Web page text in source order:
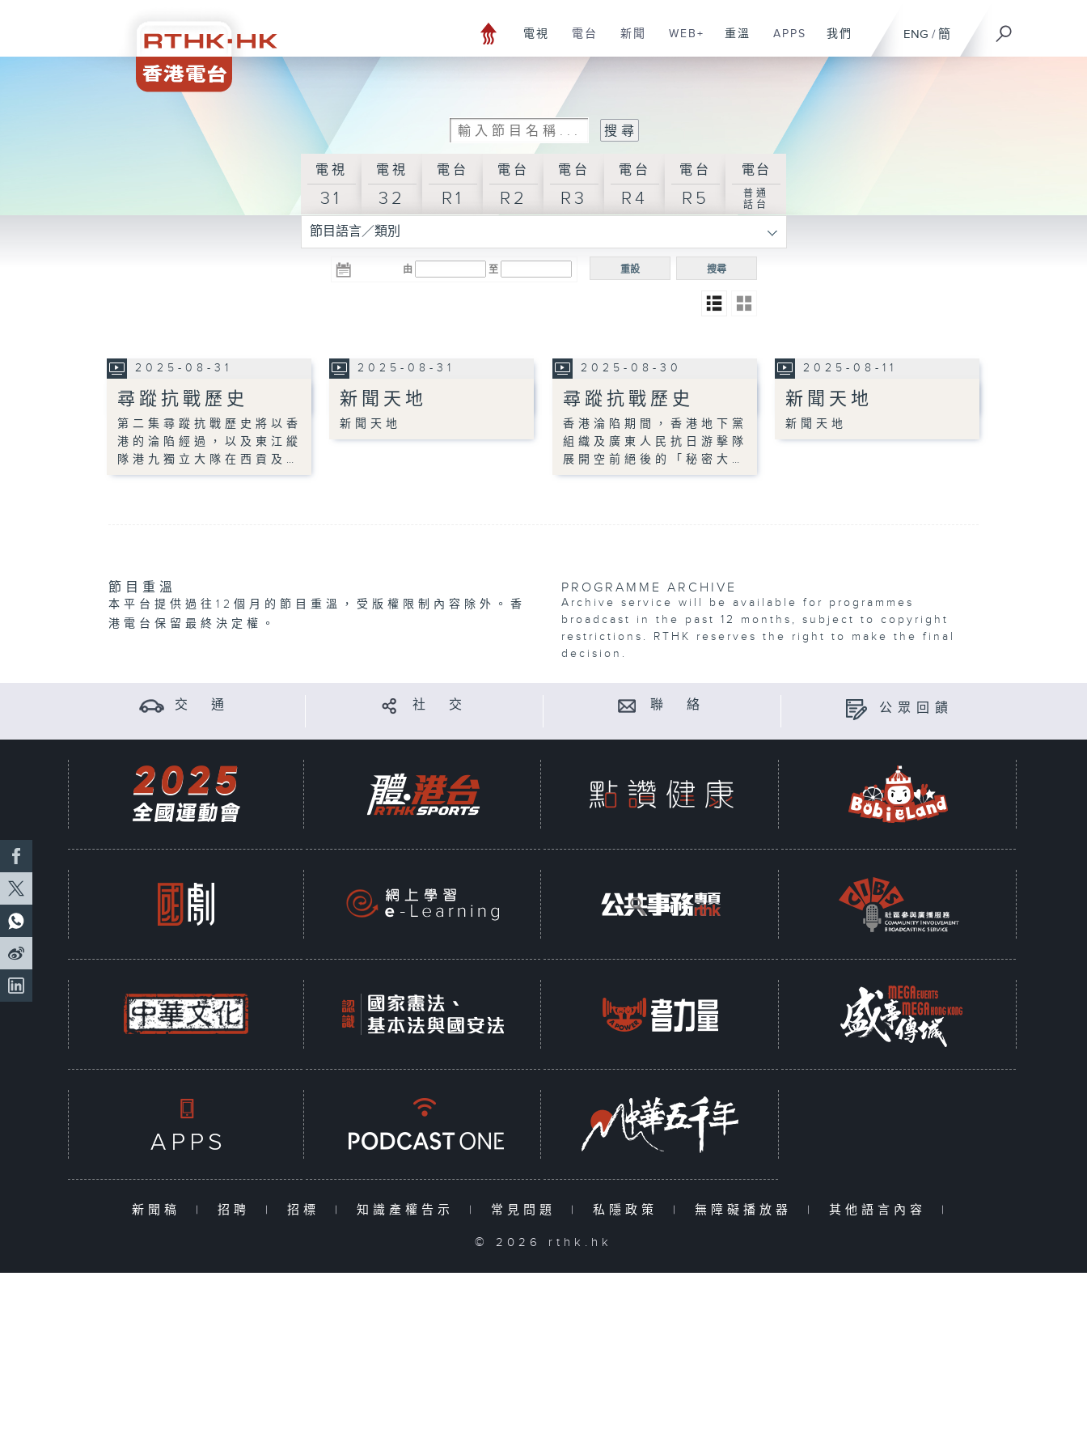
ENG / 簡
電視 電台 新聞 WEB+ 重溫 APPS 我們
電視
31
電視
32
電台
R1
電台
R2
電台
R3
電台
R4
電台
R5
電台
普通
話台
節目語言／類別
由 至 搜尋
重設
2025-08-31
尋蹤抗戰歷史
第二集尋蹤抗戰歷史將以香
港的淪陷經過，以及東江縱
隊港九獨立大隊在西貢及…
2025-08-31
新聞天地
新聞天地
2025-08-30
尋蹤抗戰歷史
香港淪陷期間，香港地下黨
組織及廣東人民抗日游擊隊
展開空前絕後的「秘密大…
2025-08-11
新聞天地
新聞天地
節目重溫
本平台提供過往12個月的節目重溫，受版權限制內容除外。香
港電台保留最終決定權。
PROGRAMME ARCHIVE
Archive service will be available for programmes
broadcast in the past 12 months, subject to copyright
restrictions. RTHK reserves the right to make the final
decision.
交 通 社 交 聯 絡 公眾回饋
新聞稿 | 招聘 | 招標 | 知識產權告示 | 常見問題 | 私隱政策 | 無障礙播放器 | 其他語言內容 |
© 2026 rthk.hk